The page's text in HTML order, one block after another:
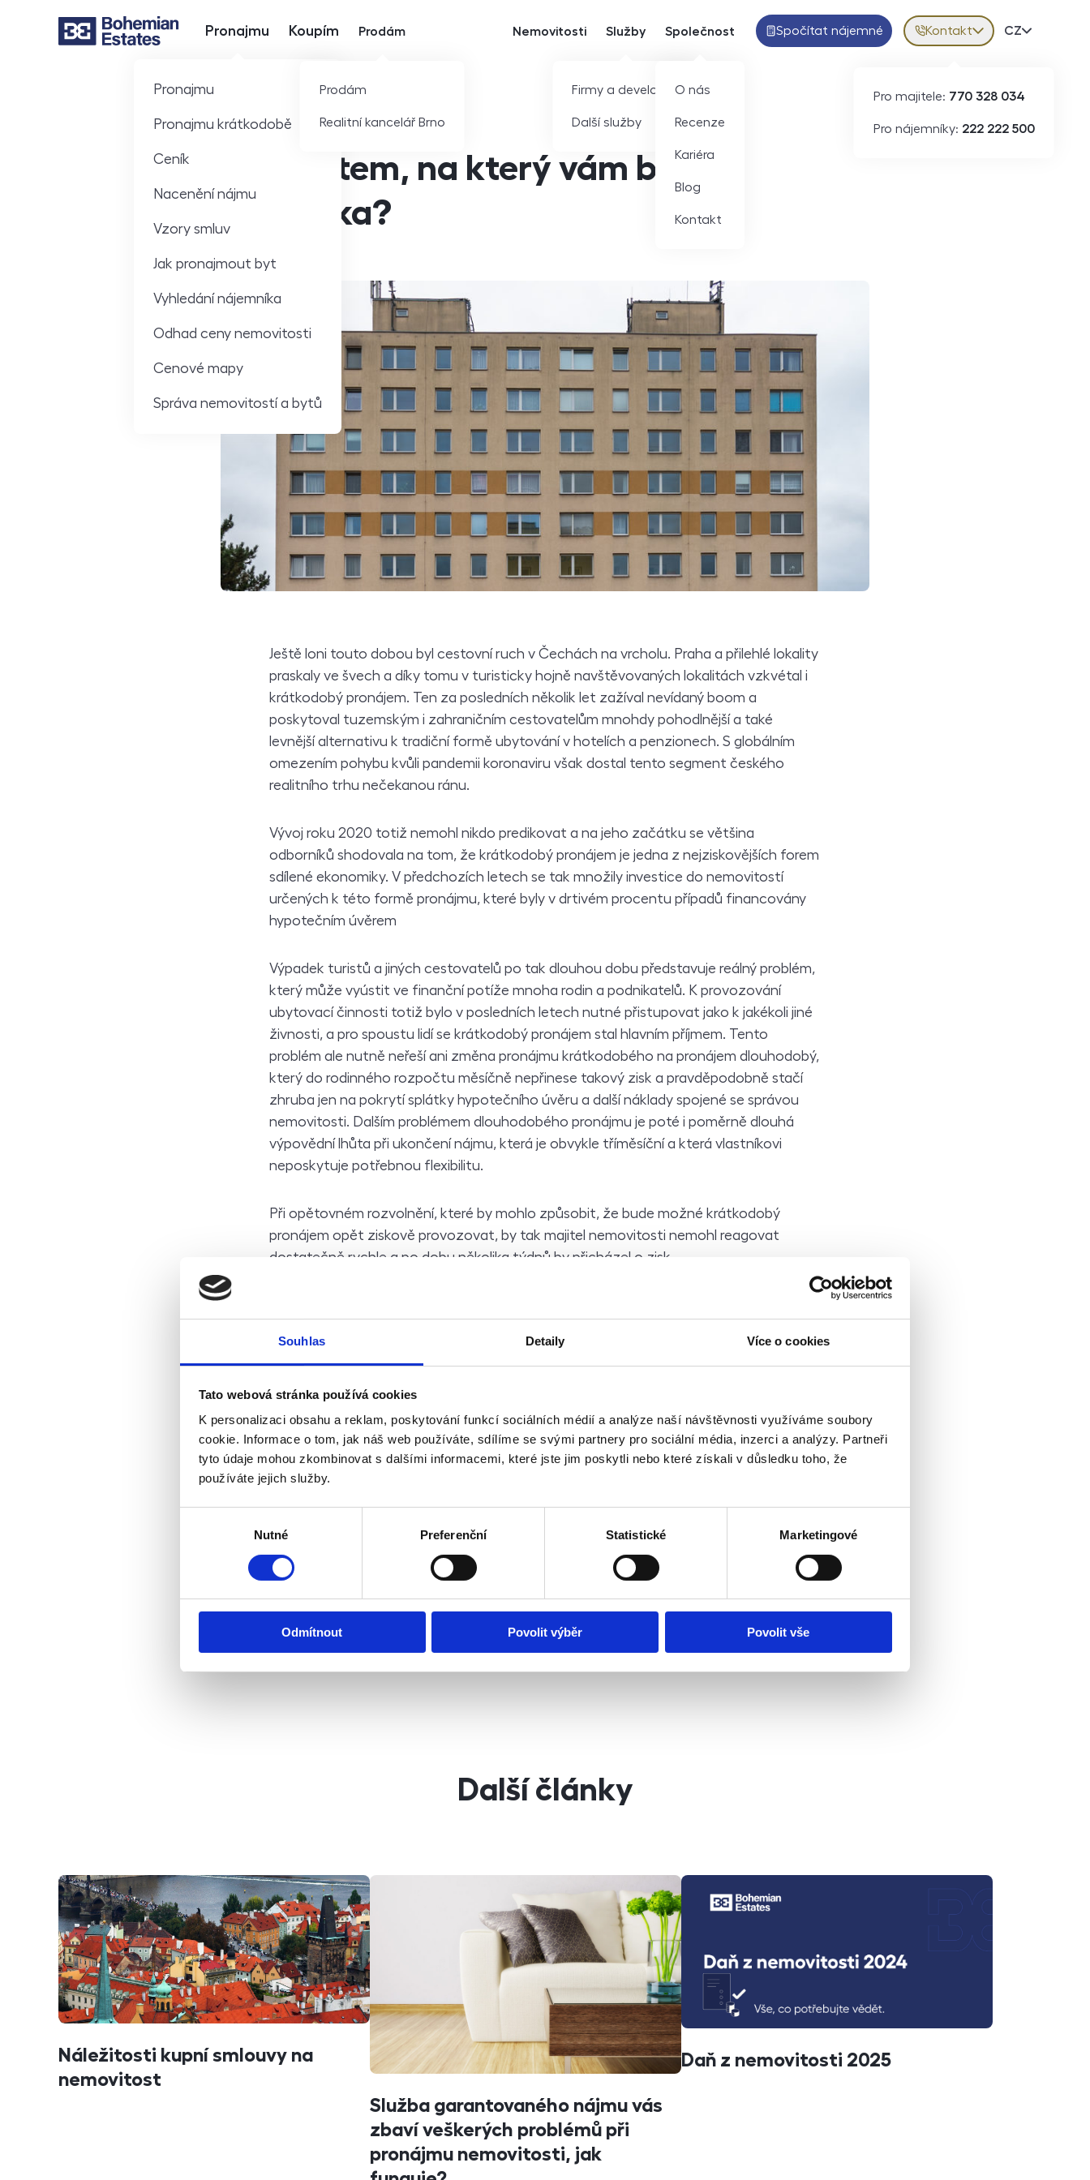
Souhlas Detaily Více o cookies
Tato webová stránka používá cookies
K personalizaci obsahu a reklam, poskytování funkcí sociálních médií a analýze naší návštěvnosti využíváme soubory
cookie. Informace o tom, jak náš web používáte, sdílíme se svými partnery pro sociální média, inzerci a analýzy. Partneři
tyto údaje mohou zkombinovat s dalšími informacemi, které jste jim poskytli nebo které získali v důsledku toho, že
používáte jejich služby.
Nutné Preferenční Statistické Marketingové
Odmítnout Povolit výběr Povolit vše
Hlavní nabídka
Pronajmu
Pronajmu
Pronajmu krátkodobě
Ceník
Nacenění nájmu
Vzory smluv
Jak pronajmout byt
Vyhledání nájemníka
Odhad ceny nemovitosti
Cenové mapy
Správa nemovitostí a bytů
Koupím Prodám
Prodám
Realitní kancelář Brno
Nemovitosti Služby
Firmy a developeři
Další služby
Společnost
O nás
Recenze
Kariéra
Blog
Kontakt
Spočítat nájemné Kontakt
Pro majitele: 770 328 034
Pro nájemníky: 222 222 500
Volba
CZ
Co s bytem, na který vám běží
hypotéka?
Ještě loni touto dobou byl cestovní ruch v Čechách na vrcholu. Praha a přilehlé lokality
praskaly ve švech a díky tomu v turisticky hojně navštěvovaných lokalitách vzkvétal i
krátkodobý pronájem. Ten za posledních několik let zažíval nevídaný boom a
poskytoval tuzemským i zahraničním cestovatelům mnohdy pohodlnější a také
levnější alternativu k tradiční formě ubytování v hotelích a penzionech. S globálním
omezením pohybu kvůli pandemii koronaviru však dostal tento segment českého
realitního trhu nečekanou ránu.
Vývoj roku 2020 totiž nemohl nikdo predikovat a na jeho začátku se většina
odborníků shodovala na tom, že krátkodobý pronájem je jedna z nejziskovějších forem
sdílené ekonomiky. V předchozích letech se tak množily investice do nemovitostí
určených k této formě pronájmu, které byly v drtivém procentu případů financovány
hypotečním úvěrem
Výpadek turistů a jiných cestovatelů po tak dlouhou dobu představuje reálný problém,
který může vyústit ve finanční potíže mnoha rodin a podnikatelů. K provozování
ubytovací činnosti totiž bylo v posledních letech nutné přistupovat jako k jakékoli jiné
živnosti, a pro spoustu lidí se krátkodobý pronájem stal hlavním příjmem. Tento
problém ale nutně neřeší ani změna pronájmu krátkodobého na pronájem dlouhodobý,
který do rodinného rozpočtu měsíčně nepřinese takový zisk a pravděpodobně stačí
zhruba jen na pokrytí splátky hypotečního úvěru a další náklady spojené se správou
nemovitosti. Dalším problémem dlouhodobého pronájmu je poté i poměrně dlouhá
výpovědní lhůta při ukončení nájmu, která je obvykle tříměsíční a která vlastníkovi
neposkytuje potřebnou flexibilitu.
Při opětovném rozvolnění, které by mohlo způsobit, že bude možné krátkodobý
pronájem opět ziskově provozovat, by tak majitel nemovitosti nemohl reagovat
dostatečně rychle a po dobu několika týdnů by přicházel o zisk.
Co ale s nemovitostí, na kterou vám běží hypotéka? Elegantní řešení, které z rovnice
vynechává výše zmiňovaný dlouhodobý pronájem, nabízí nezávislá realitní společnosti
Bohemian Estates International.
Ta se i nyní aktivně věnuje správě nemovitostí a svým klientům přináší novou strategii
pronájmů, která umožňuje vlastníkům nemovitostí, aby nepřišli o své příjmy a zároveň
nebyli limitováni dlouhou výpovědní lhůtou. Mohou díky tomu promptně reagovat na
situaci a přitom je o pronájem postaráno.
Bohemian Estates totiž kromě shánění nájemníků řeší i veškeré právní náležitosti,
nutnou administrativu či přepis energií. Také ale komunikuje s nájemníky a stará se o
případné opravy a údržbu. Společnost novou nájemní strategií adaptovanou na
zafinancovali ji hypotékou a nyní se ocitli v tíživé finanční situaci.
Další články
Náležitosti kupní smlouvy na
nemovitost
Služba garantovaného nájmu vás
zbaví veškerých problémů při
pronájmu nemovitosti, jak
Daň z nemovitosti 2025